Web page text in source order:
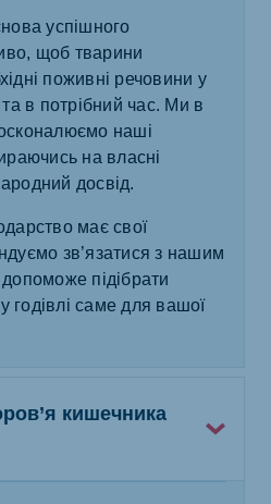
успішного
щоб тварини
поживні речовини у
та в потрібний час. Ми в
наші
на власні
досвід.
має свої
зв’язатися з нашим
підібрати
годівлі саме для вашої
кишечника